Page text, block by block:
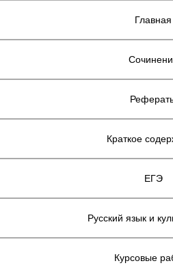
Главная
Краткое
ЕГЭ
Русский язык и
Курсовые